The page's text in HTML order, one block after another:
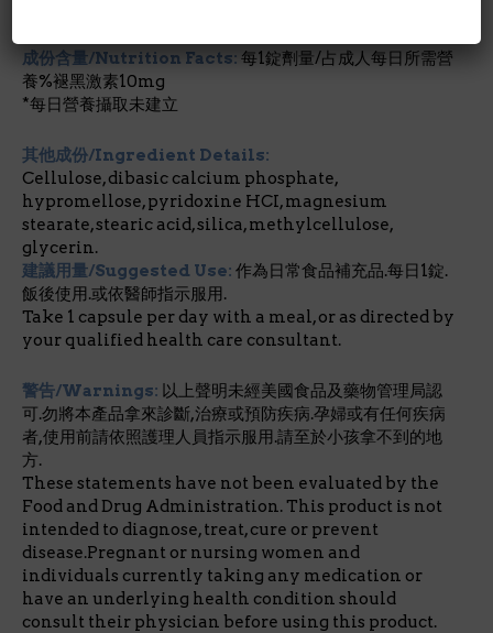
成份含量/Nutrition Facts: 每1錠劑量/占成人每日所需營
養%褪黑激素10mg
*每日營養攝取未建立
其他成份/Ingredient Details:
Cellulose, dibasic calcium phosphate,
hypromellose, pyridoxine HCI, magnesium
stearate, stearic acid, silica, methylcellulose,
glycerin.
建議用量/Suggested Use: 作為日常食品補充品.每日1錠.
飯後使用.或依醫師指示服用.
Take 1 capsule per day with a meal, or as directed by
your qualified health care consultant.
警告/Warnings: 以上聲明未經美國食品及藥物管理局認
可.勿將本產品拿來診斷,治療或預防疾病.孕婦或有任何疾病
者,使用前請依照護理人員指示服用.請至於小孩拿不到的地
方.
These statements have not been evaluated by the
Food and Drug Administration. This product is not
intended to diagnose, treat, cure or prevent
disease.Pregnant or nursing women and
individuals currently taking any medication or
have an underlying health condition should
consult their physician before using this product.